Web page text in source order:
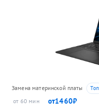
Замена материнской платы
60
1460